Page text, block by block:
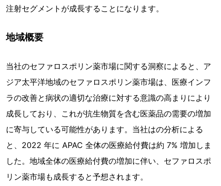
注射セグメントが成長することになります。
地域概要
当社のセファロスポリン薬市場に関する洞察によると、ア
ジア太平洋地域のセファロスポリン薬市場は、医療インフ
ラの改善と病状の適切な治療に対する意識の高まりにより
成長しており、これが抗生物質を含む医薬品の需要の増加
に寄与している可能性があります。当社はの分析による
と、2022 年に APAC 全体の医療給付費は約 7% 増加しま
した。地域全体の医療給付費の増加に伴い、セファロスポ
リン薬市場も成長すると予想されます。